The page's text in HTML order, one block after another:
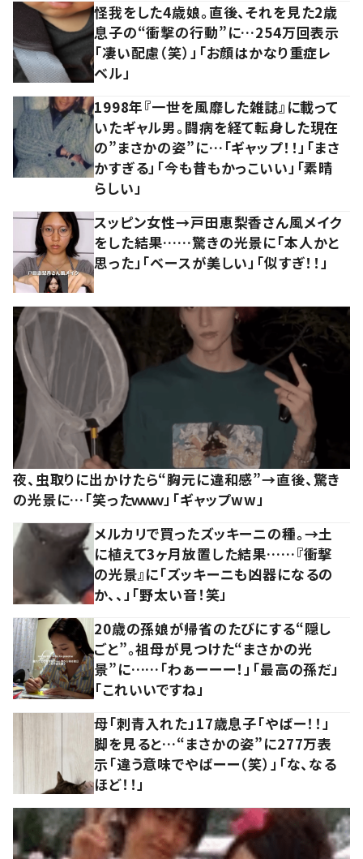
怪我をした4歳娘。直後、それを見た2歳
息子の“衝撃の行動”に…254万回表示
「凄い配慮（笑）」「お顔はかなり重症レ
ベル」
1998年『一世を風靡した雑誌』に載って
いたギャル男。闘病を経て転身した現在
の”まさかの姿”に…「ギャップ！！」「まさ
かすぎる」「今も昔もかっこいい」「素晴
らしい」
スッピン女性→戸田恵梨香さん風メイク
をした結果……驚きの光景に「本人かと
思った」「ベースが美しい」「似すぎ！！」
夜、虫取りに出かけたら“胸元に違和感”→直後、驚き
の光景に…「笑ったｗｗｗ」「ギャップww」
メルカリで買ったズッキーニの種。→土
に植えて3ヶ月放置した結果……『衝撃
の光景』に「ズッキーニも凶器になるの
か、、」「野太い音！笑」
20歳の孫娘が帰省のたびにする“隠し
ごと”。祖母が見つけた“まさかの光
景”に……「わぁーーー！」「最高の孫だ」
「これいいですね」
母「刺青入れた」17歳息子「やばー！！」
脚を見ると…“まさかの姿”に277万表
示「違う意味でやばーー（笑）」「な、なる
ほど！！」